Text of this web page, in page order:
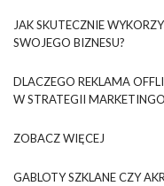
JAK SKUTECZNIE
SWOJEGO BIZNESU?
DLACZEGO REKLAMA
W STRATEGII
ZOBACZ WIĘCEJ
GABLOTY SZKLANE CZY